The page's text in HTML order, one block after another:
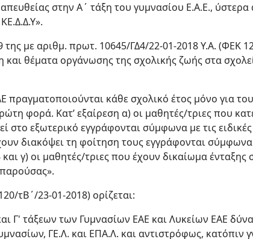
στην Α΄ τάξη του γυμνασίου Ε.Α.Ε.,
με αριθμ. πρωτ. 10645/ΓΔ4/22-01-2018 Υ.Α. (ΦΕΚ
και θέματα οργάνωσης της σχολικής ζωής στα
πραγματοποιούνται κάθε σχολικό έτος μόνο για
φορά. Κατ’ εξαίρεση α) οι μαθητές/τριες που
στο εξωτερικό εγγράφονται σύμφωνα με τις
διακόψει τη φοίτηση τους εγγράφονται
γ) οι μαθητές/τριες που έχουν δικαίωμα ένταξης
τΒ΄/23-01-2018) ορίζεται:
Γ' τάξεων των Γυμνασίων ΕΑΕ και Λυκείων ΕΑΕ
ΓΕ.Λ. και ΕΠΑ.Λ. και αντιστρόφως, κατόπιν